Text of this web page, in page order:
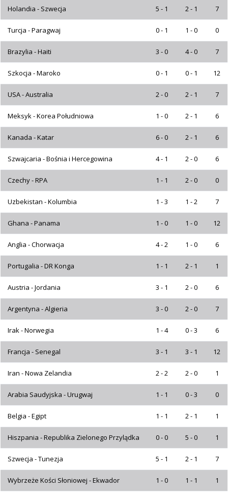
Holandia - Szwecja 5 - 1 2 - 1 7
Turcja - Paragwaj 0 - 1 1 - 0 0
Brazylia - Haiti 3 - 0 4 - 0 7
Szkocja - Maroko 0 - 1 0 - 1 12
USA - Australia 2 - 0 2 - 1 7
Meksyk - Korea Południowa 1 - 0 2 - 1 6
Kanada - Katar 6 - 0 2 - 1 6
Szwajcaria - Bośnia i Hercegowina 4 - 1 2 - 0 6
Czechy - RPA 1 - 1 2 - 0 0
Uzbekistan - Kolumbia 1 - 3 1 - 2 7
Ghana - Panama 1 - 0 1 - 0 12
Anglia - Chorwacja 4 - 2 1 - 0 6
Portugalia - DR Konga 1 - 1 2 - 1 1
Austria - Jordania 3 - 1 2 - 0 6
Argentyna - Algieria 3 - 0 2 - 0 7
Irak - Norwegia 1 - 4 0 - 3 6
Francja - Senegal 3 - 1 3 - 1 12
Iran - Nowa Zelandia 2 - 2 2 - 0 1
Arabia Saudyjska - Urugwaj 1 - 1 0 - 3 0
Belgia - Egipt 1 - 1 2 - 1 1
Hiszpania - Republika Zielonego Przylądka 0 - 0 5 - 0 1
Szwecja - Tunezja 5 - 1 2 - 1 7
Wybrzeże Kości Słoniowej - Ekwador 1 - 0 1 - 1 1